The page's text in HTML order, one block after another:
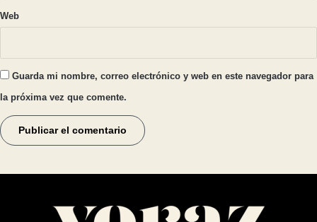
Web
Guarda mi nombre, correo electrónico y web en este navegador para
la próxima vez que comente.